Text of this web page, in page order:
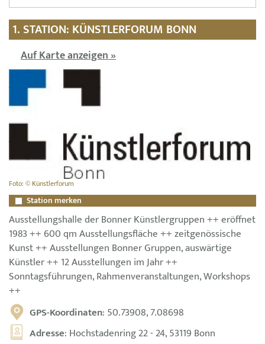
1. STATION: KÜNSTLERFORUM BONN
Auf Karte anzeigen »
Foto: © Künstlerforum
Station merken
Ausstellungshalle der Bonner Künstlergruppen ++ eröffnet
1983 ++ 600 qm Ausstellungsfläche ++ zeitgenössische
Kunst ++ Ausstellungen Bonner Gruppen, auswärtige
Künstler ++ 12 Ausstellungen im Jahr ++
Sonntagsführungen, Rahmenveranstaltungen, Workshops
++
GPS-Koordinaten: 50.73908, 7.08698
Adresse: Hochstadenring 22 - 24, 53119 Bonn